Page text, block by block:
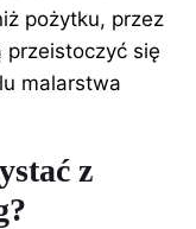
pożytku, przez
się
malarstwa
z